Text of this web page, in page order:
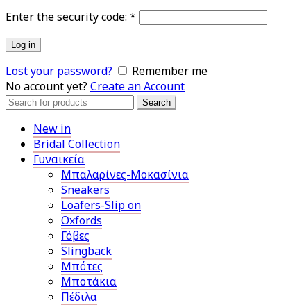
Enter the security code: *
Log in
Lost your password?
Remember me
No account yet? Create an Account
Search
Search
New in
Bridal Collection
Γυναικεία
Μπαλαρίνες-Μοκασίνια
Sneakers
Loafers-Slip on
Oxfords
Γόβες
Slingback
Μπότες
Μποτάκια
Πέδιλα